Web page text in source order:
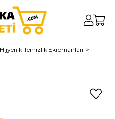
Hijyenik Temizlik Ekipmanları